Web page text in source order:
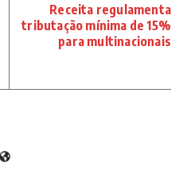
Receita regulamenta
tributação mínima de 15%
para multinacionais